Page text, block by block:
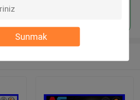
Sunmak
et